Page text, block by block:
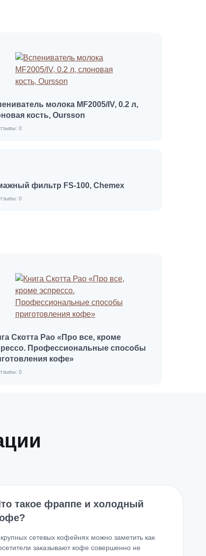
молока MF2005/IV, 0.2 л,
кость, Oursson
0
фильтр FS-100, Chemex
0
Скотта Рао «Про все, кроме
Профессиональные способы
кофе»
0
такое фраппе и холодный
сетевых кофейнях можно заметить как
заказывают кофе совершенно не